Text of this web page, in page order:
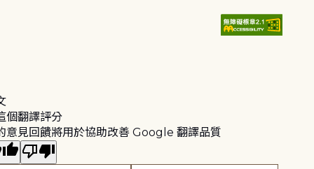
個翻譯評分
意見回饋將用於協助改善 Google 翻譯品質